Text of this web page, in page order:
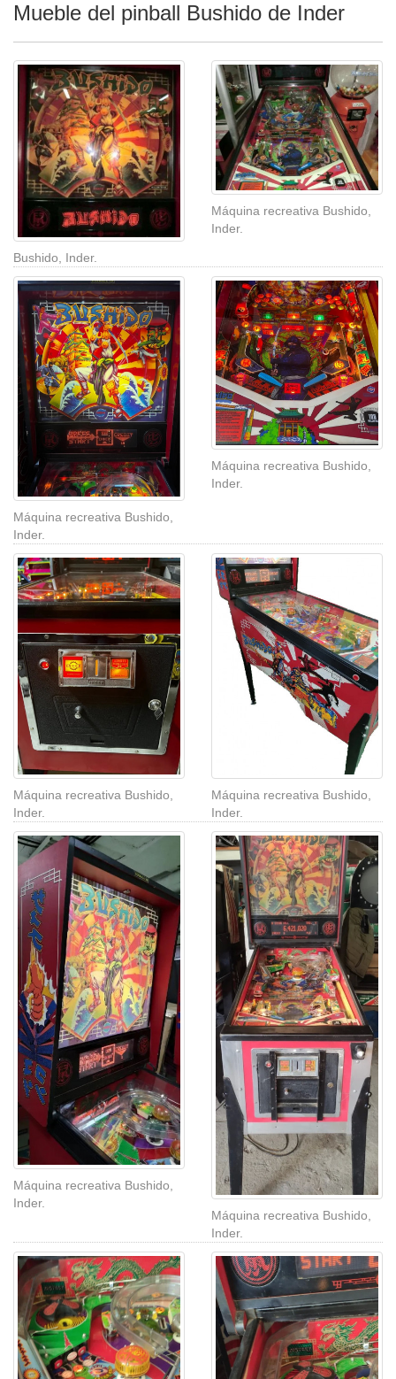
Mueble del pinball Bushido de Inder
Bushido, Inder.
Máquina recreativa Bushido,
Inder.
Máquina recreativa Bushido,
Inder.
Máquina recreativa Bushido,
Inder.
Máquina recreativa Bushido,
Inder.
Máquina recreativa Bushido,
Inder.
Máquina recreativa Bushido,
Inder.
Máquina recreativa Bushido,
Inder.